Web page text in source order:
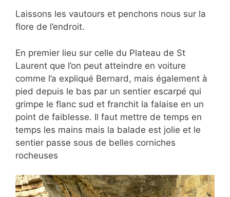
Laissons les vautours et penchons nous sur la
flore de l’endroit.
En premier lieu sur celle du Plateau de St
Laurent que l’on peut atteindre en voiture
comme l’a expliqué Bernard, mais également à
pied depuis le bas par un sentier escarpé qui
grimpe le flanc sud et franchit la falaise en un
point de faiblesse. Il faut mettre de temps en
temps les mains mais la balade est jolie et le
sentier passe sous de belles corniches
rocheuses